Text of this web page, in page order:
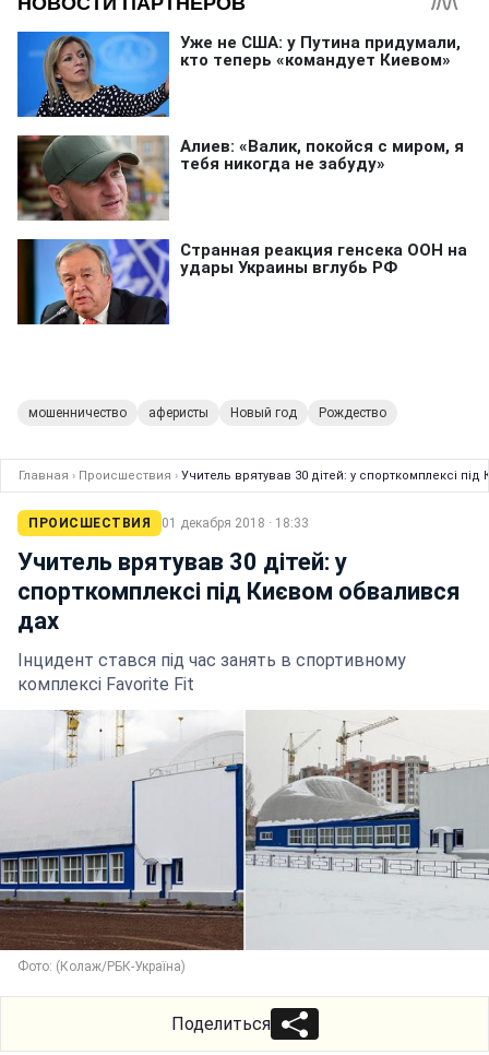
мошенничество аферисты Новый год Рождество
Главная › Происшествия › Учитель врятував 30 дітей: у спорткомплексі
ПРОИСШЕСТВИЯ 01 декабря 2018 · 18:33
Учитель врятував 30 дітей: у
спорткомплексі під Києвом обвалився
дах
Інцидент стався під час занять в спортивному
комплексі Favorite Fit
Фото: (Колаж/РБК-Україна)
Поделиться